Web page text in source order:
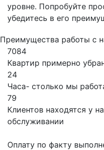
уровне. Попробуйте
убедитесь в его
Преимущества работы с
7084
Квартир примерно
24
Часа- столько мы
79
Клиентов находятся у
обслуживании
Оплату по факту